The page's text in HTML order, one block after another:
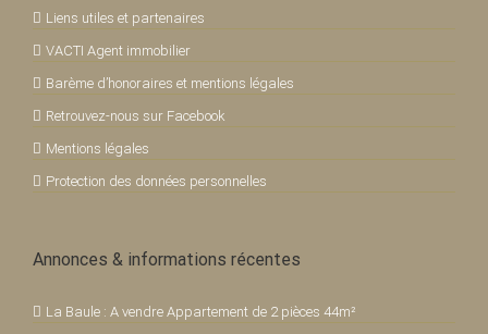
Liens utiles et partenaires
VACTI Agent immobilier
Barème d’honoraires et mentions légales
Retrouvez-nous sur Facebook
Mentions légales
Protection des données personnelles
Annonces & informations récentes
La Baule : A vendre Appartement de 2 pièces 44m²